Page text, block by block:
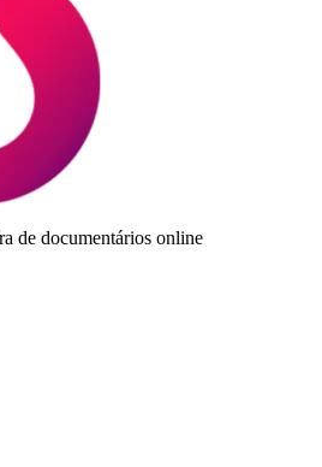
de documentários online